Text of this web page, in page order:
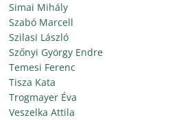
Simai Mihály
Szabó Marcell
Szilasi László
Szőnyi György Endre
Temesi Ferenc
Tisza Kata
Trogmayer Éva
Veszelka Attila